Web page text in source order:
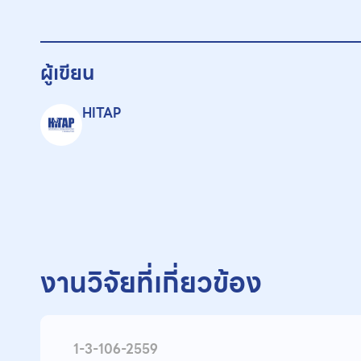
ผู้เขียน
HITAP
งานวิจัยที่เกี่ยวข้อง
1-3-106-2559